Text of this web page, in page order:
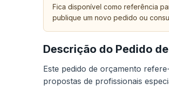
Fica disponível como referência
publique um novo pedido ou
Descrição do Pedido
Este pedido de orçamento
propostas de profissionais